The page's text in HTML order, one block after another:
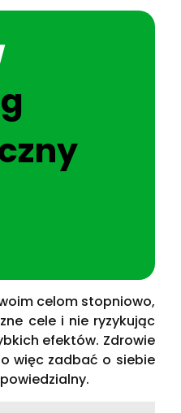
celom stopniowo,
cele i nie ryzykując
efektów. Zdrowie
więc zadbać o siebie